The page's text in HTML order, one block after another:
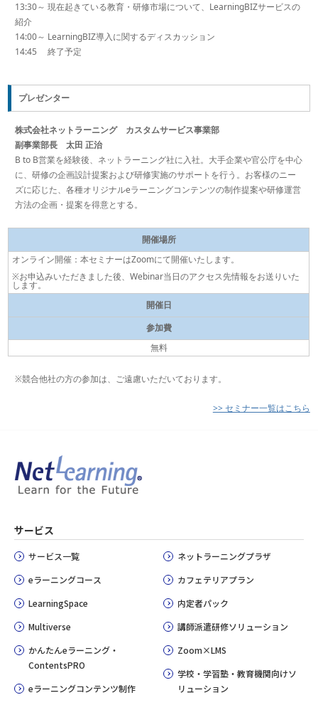
13:30～ 現在起きている教育・研修市場について、LearningBIZサービスの
紹介
14:00～ LearningBIZ導入に関するディスカッション
14:45 終了予定
プレゼンター
株式会社ネットラーニング カスタムサービス事業部
副事業部長 太田 正治
B to B営業を経験後、ネットラーニング社に入社。大手企業や官公庁を中心
に、研修の企画設計提案および研修実施のサポートを行う。お客様のニー
ズに応じた、各種オリジナルeラーニングコンテンツの制作提案や研修運営
方法の企画・提案を得意とする。
開催場所
オンライン開催：本セミナーはZoomにて開催いたします。
※お申込みいただきました後、Webinar当日のアクセス先情報をお送りいた
します。
開催日
参加費
無料
※競合他社の方の参加は、ご遠慮いただいております。
>> セミナー一覧はこちら
サービス
サービス一覧
eラーニングコース
LearningSpace
Multiverse
かんたんeラーニング・
ContentsPRO
eラーニングコンテンツ制作
ネットラーニングプラザ
カフェテリアプラン
内定者パック
講師派遣研修ソリューション
Zoom×LMS
学校・学習塾・教育機関向けソ
リューション